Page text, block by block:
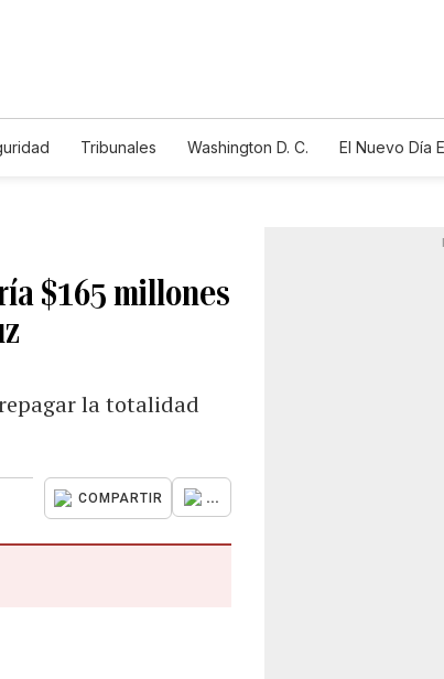
Tribunales Washington D. C.
El Nuevo Día
$165 millones
la totalidad
COMPARTIR ...